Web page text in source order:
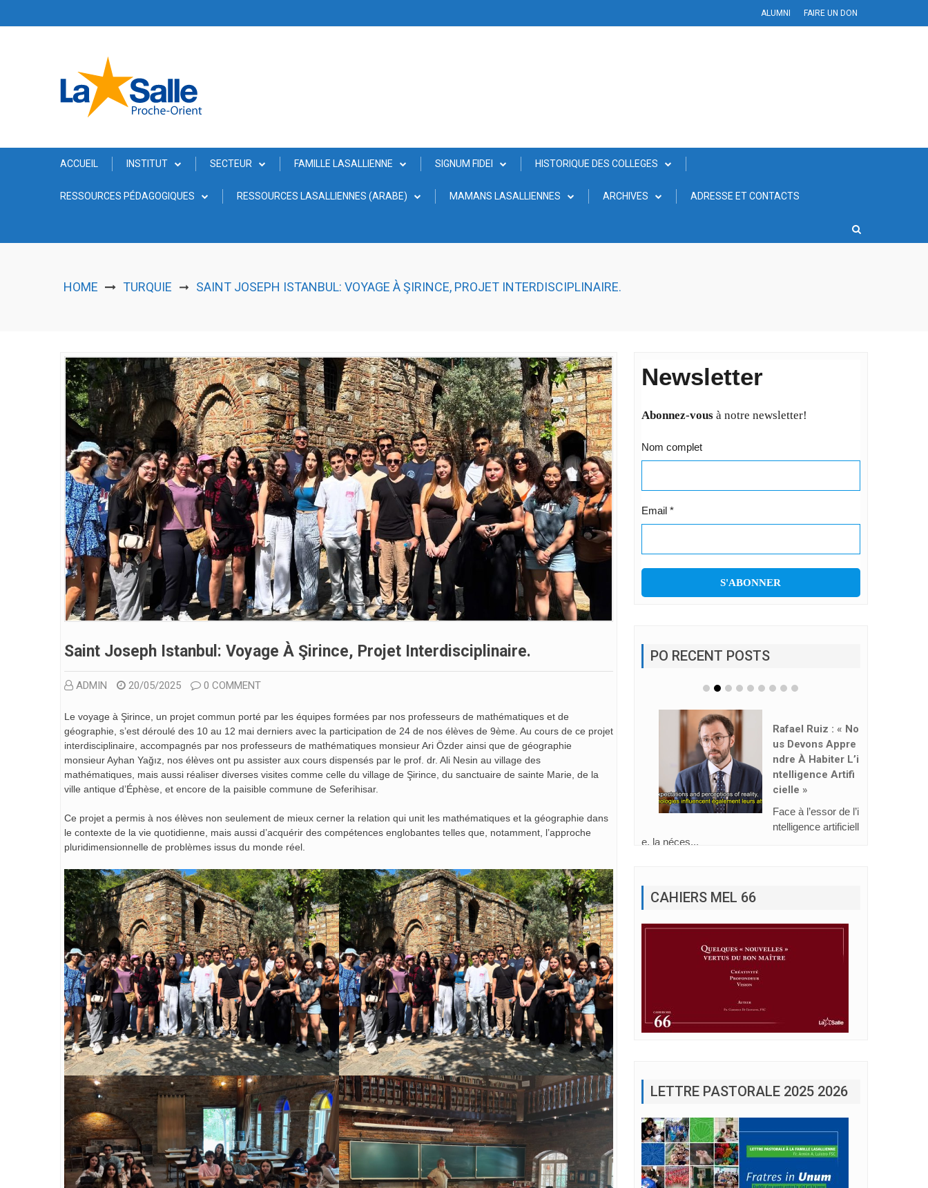
ALUMNI FAIRE UN DON
ACCUEIL INSTITUT SECTEUR FAMILLE LASALLIENNE SIGNUM FIDEI HISTORIQUE DES COLLEGES
RESSOURCES PÉDAGOGIQUES RESSOURCES LASALLIENNES (ARABE) MAMANS LASALLIENNES ARCHIVES ADRESSE ET CONTACTS
HOME TURQUIE ➞ SAINT JOSEPH ISTANBUL: VOYAGE À ŞIRINCE, PROJET INTERDISCIPLINAIRE.
Saint Joseph Istanbul: Voyage À Şirince, Projet Interdisciplinaire.
ADMIN 20/05/2025 0 COMMENT
Le voyage à Şirince, un projet commun porté par les équipes formées par nos professeurs de mathématiques et de
géographie, s’est déroulé des 10 au 12 mai derniers avec la participation de 24 de nos élèves de 9ème. Au cours de ce projet
interdisciplinaire, accompagnés par nos professeurs de mathématiques monsieur Ari Özder ainsi que de géographie
monsieur Ayhan Yağız, nos élèves ont pu assister aux cours dispensés par le prof. dr. Ali Nesin au village des
mathématiques, mais aussi réaliser diverses visites comme celle du village de Şirince, du sanctuaire de sainte Marie, de la
ville antique d’Éphèse, et encore de la paisible commune de Seferihisar.
Ce projet a permis à nos élèves non seulement de mieux cerner la relation qui unit les mathématiques et la géographie dans
le contexte de la vie quotidienne, mais aussi d’acquérir des compétences englobantes telles que, notamment, l’approche
pluridimensionnelle de problèmes issus du monde réel.
Newsletter
Abonnez-vousà notre newsletter!
Nom complet
Email *
PO RECENT POSTS
Us Devons Appre
Ndre À Habiter L’i
Ntelligence Artifi
Cielle »
ntelligence artificiell
CAHIERS MEL 66
LETTRE PASTORALE 2025 2026